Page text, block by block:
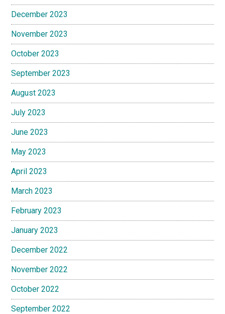
December 2023
November 2023
October 2023
September 2023
August 2023
July 2023
June 2023
May 2023
April 2023
March 2023
February 2023
January 2023
December 2022
November 2022
October 2022
September 2022